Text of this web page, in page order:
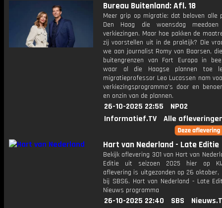
Bureau Buitenland: Afl. 18
Meer grip op migratie: dat beloven alle
Den Haag die woensdag
verkiezingen. Maar hoe pakken de
zij voorstellen uit in de praktijk? Die
we aan journalist Romy van Baarsen,
buitengrenzen van Fort Europa in
waar al die Haagse plannen toe
migratieprofessor Leo Lucassen nam
verkiezingsprogramma's door en
en onzin van de plannen.
26-10-2025 22:55
NPO2
Informatief.TV
Alle
Hart van Nederland - Late Editie
Bekijk aflevering 301 van Hart van
Editie uit seizoen 2025 hier op
aflevering is uitgezonden op 26 oktober,
bij SBS6. Hart van Nederland - Late
Nieuws programma
26-10-2025 22:40 SBS